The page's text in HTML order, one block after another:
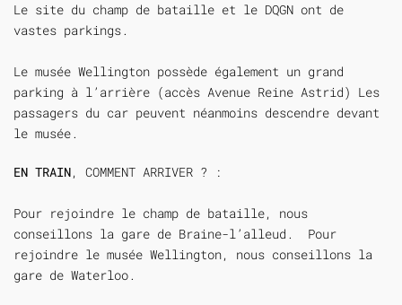
Le site du champ de bataille et le DQGN ont de
vastes parkings.
Le musée Wellington possède également un grand
parking à l’arrière (accès Avenue Reine Astrid) Les
passagers du car peuvent néanmoins descendre devant
le musée.
EN TRAIN, COMMENT ARRIVER ? :
Pour rejoindre le champ de bataille, nous
conseillons la gare de Braine-l’alleud. Pour
rejoindre le musée Wellington, nous conseillons la
gare de Waterloo.